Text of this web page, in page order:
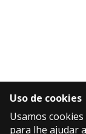
Uso de cookies
Usamos
para lhe ajudar